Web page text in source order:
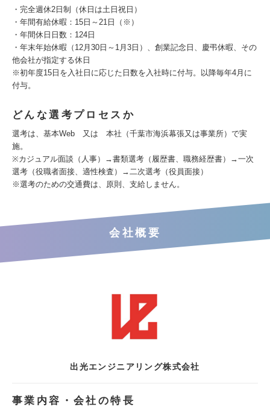
・完全週休2日制（休日は土日祝日）
・年間有給休暇：15日～21日（※）
・年間休日日数：124日
・年末年始休暇（12月30日～1月3日）、創業記念日、慶弔休暇、その
他会社が指定する休日
※初年度15日を入社日に応じた日数を入社時に付与。以降毎年4月に
付与。
どんな選考プロセスか
選考は、基本Web 又は 本社（千葉市海浜幕張又は事業所）で実
施。
※カジュアル面談（人事）→書類選考（履歴書、職務経歴書）→一次
選考（役職者面接、適性検査）→二次選考（役員面接）
※選考のための交通費は、原則、支給しません。
会社概要
出光エンジニアリング株式会社
事業内容・会社の特長